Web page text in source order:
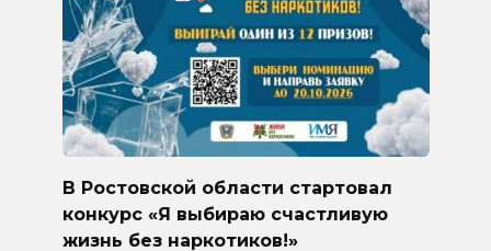
В Ростовской области стартовал
конкурс «Я выбираю счастливую
жизнь без наркотиков!»